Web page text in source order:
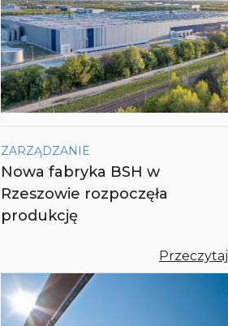
ZARZĄDZANIE
Nowa fabryka BSH w
Rzeszowie rozpoczęła
produkcję
Przeczytaj